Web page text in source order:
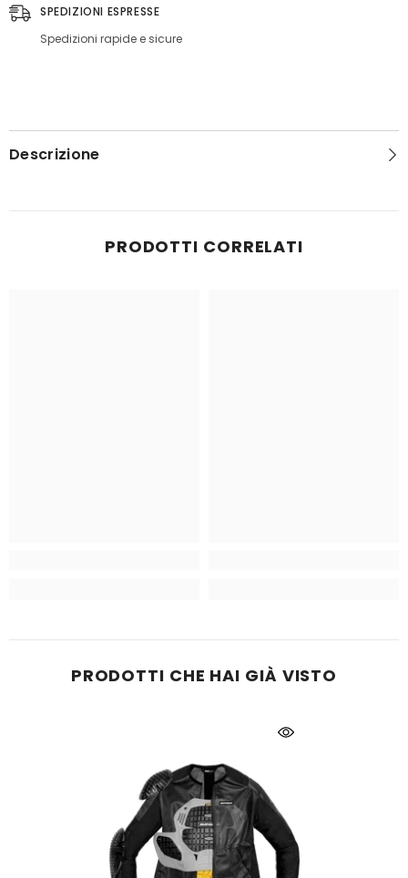
SPEDIZIONI ESPRESSE
Spedizioni rapide e sicure
Descrizione
PRODOTTI CORRELATI
PRODOTTI CHE HAI GIÀ VISTO